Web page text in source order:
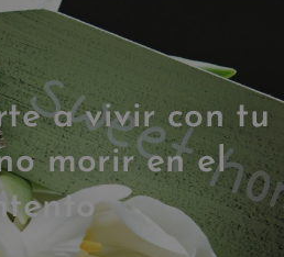
a vivir con tu
morir en el